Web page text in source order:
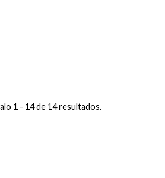
1 - 14 de 14 resultados.